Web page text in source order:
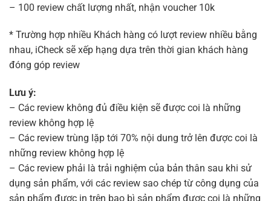
– 100 review chất lượng nhất, nhận voucher 10k
* Trường hợp nhiều Khách hàng có lượt review nhiều bằng
nhau, iCheck sẽ xếp hạng dựa trên thời gian khách hàng
đóng góp review
Lưu ý:
– Các review không đủ điều kiện sẽ được coi là những
review không hợp lệ
– Các review trùng lặp tới 70% nội dung trở lên được coi là
những review không hợp lệ
– Các review phải là trải nghiệm của bản thân sau khi sử
dụng sản phẩm, với các review sao chép từ công dụng của
sản phẩm được in trên bao bì sản phẩm được coi là những